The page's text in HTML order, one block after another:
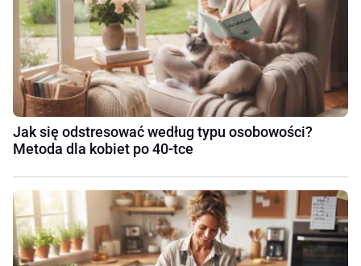
Jak się odstresować według typu osobowości?
Metoda dla kobiet po 40-tce